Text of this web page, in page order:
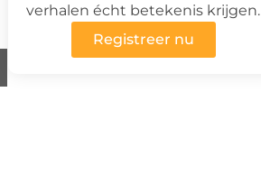
verhalen écht betekenis krijgen.
Registreer nu